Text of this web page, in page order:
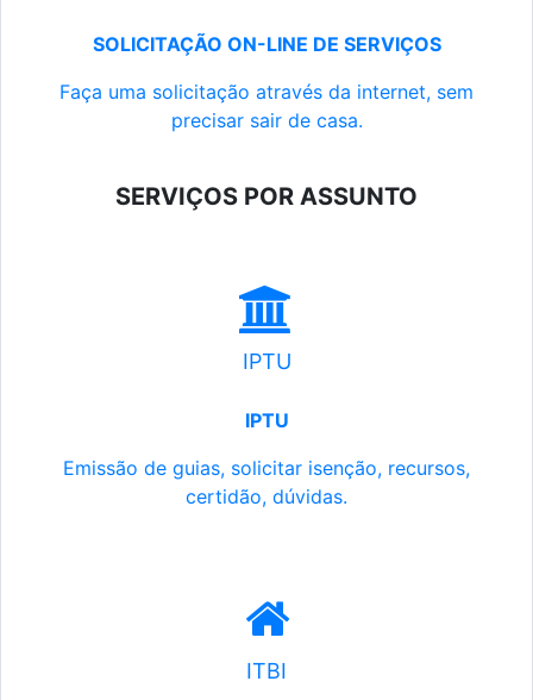
SOLICITAÇÃO ON-LINE DE SERVIÇOS
Faça uma solicitação através da internet, sem
precisar sair de casa.
SERVIÇOS POR ASSUNTO
IPTU
IPTU
Emissão de guias, solicitar isenção, recursos,
certidão, dúvidas.
ITBI